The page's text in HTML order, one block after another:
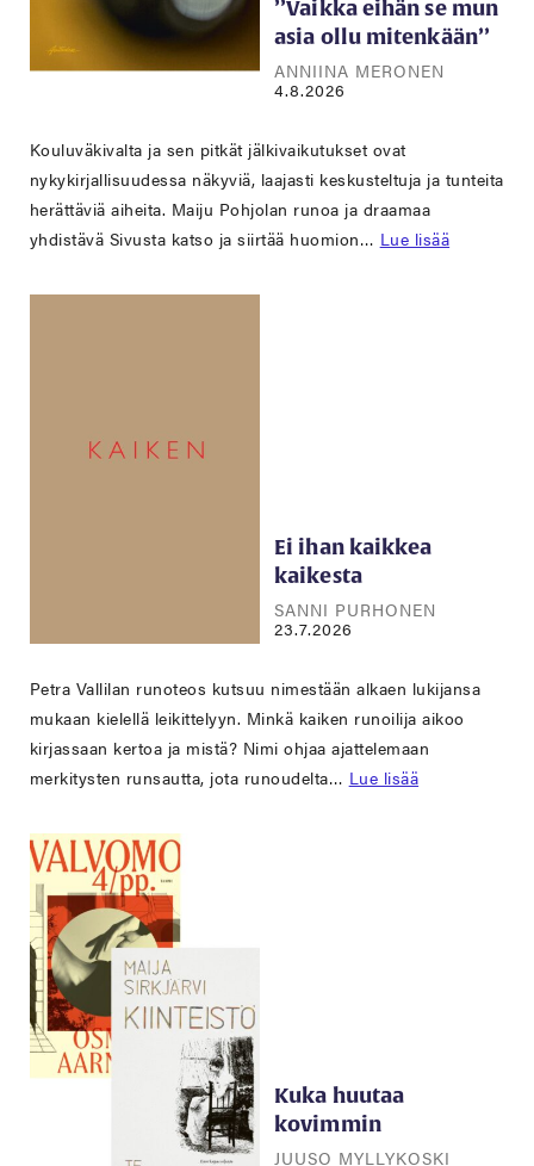
’’Vaikka eihän se mun
asia ollu mitenkään’’
ANNIINA MERONEN
4.8.2026
Kouluväkivalta ja sen pitkät jälkivaikutukset ovat
nykykirjallisuudessa näkyviä, laajasti keskusteltuja ja tunteita
herättäviä aiheita. Maiju Pohjolan runoa ja draamaa
yhdistävä Sivusta katso ja siirtää huomion… Lue lisää
Ei ihan kaikkea
kaikesta
SANNI PURHONEN
23.7.2026
Petra Vallilan runoteos kutsuu nimestään alkaen lukijansa
mukaan kielellä leikittelyyn. Minkä kaiken runoilija aikoo
kirjassaan kertoa ja mistä? Nimi ohjaa ajattelemaan
merkitysten runsautta, jota runoudelta… Lue lisää
Kuka huutaa
kovimmin
JUUSO MYLLYKOSKI